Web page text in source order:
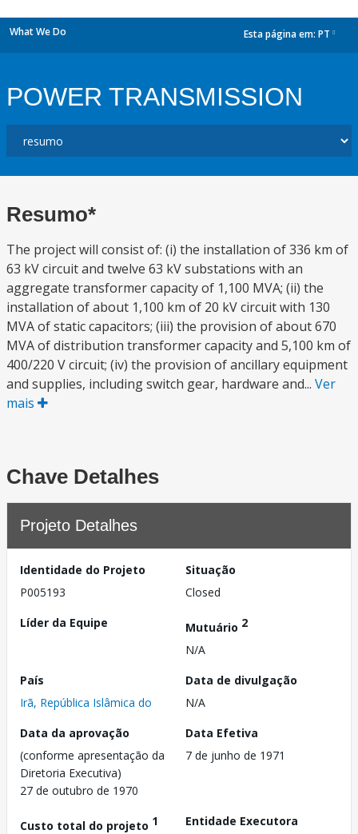
What We Do Esta página em: PT
POWER TRANSMISSION
Resumo*
The project will consist of: (i) the installation of 336 km of
63 kV circuit and twelve 63 kV substations with an
aggregate transformer capacity of 1,100 MVA; (ii) the
installation of about 1,100 km of 20 kV circuit with 130
MVA of static capacitors; (iii) the provision of about 670
MVA of distribution transformer capacity and 5,100 km of
400/220 V circuit; (iv) the provision of ancillary equipment
and supplies, including switch gear, hardware and... Ver
mais
Chave Detalhes
Projeto Detalhes
Identidade do Projeto
P005193
Situação
Closed
Líder da Equipe
Mutuário 2
N/A
País
Irã, República Islâmica do
Data de divulgação
N/A
Data da aprovação
(conforme apresentação da
Diretoria Executiva)
27 de outubro de 1970
Data Efetiva
7 de junho de 1971
Custo total do projeto 1
Entidade Executora